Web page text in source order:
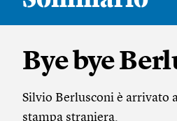
Bye bye
Silvio Berlusconi è arrivato
stampa straniera.